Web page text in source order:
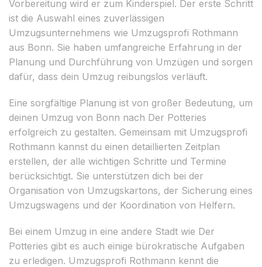
Vorbereitung wird er zum Kinderspiel. Der erste Schritt
ist die Auswahl eines zuverlässigen
Umzugsunternehmens wie Umzugsprofi Rothmann
aus Bonn. Sie haben umfangreiche Erfahrung in der
Planung und Durchführung von Umzügen und sorgen
dafür, dass dein Umzug reibungslos verläuft.
Eine sorgfältige Planung ist von großer Bedeutung, um
deinen Umzug von Bonn nach Der Potteries
erfolgreich zu gestalten. Gemeinsam mit Umzugsprofi
Rothmann kannst du einen detaillierten Zeitplan
erstellen, der alle wichtigen Schritte und Termine
berücksichtigt. Sie unterstützen dich bei der
Organisation von Umzugskartons, der Sicherung eines
Umzugswagens und der Koordination von Helfern.
Bei einem Umzug in eine andere Stadt wie Der
Potteries gibt es auch einige bürokratische Aufgaben
zu erledigen. Umzugsprofi Rothmann kennt die